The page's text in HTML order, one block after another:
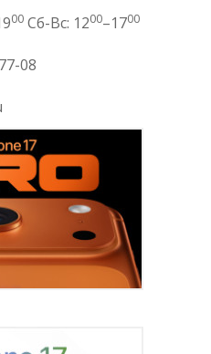
00 Сб-Вс: 1200–1700
08